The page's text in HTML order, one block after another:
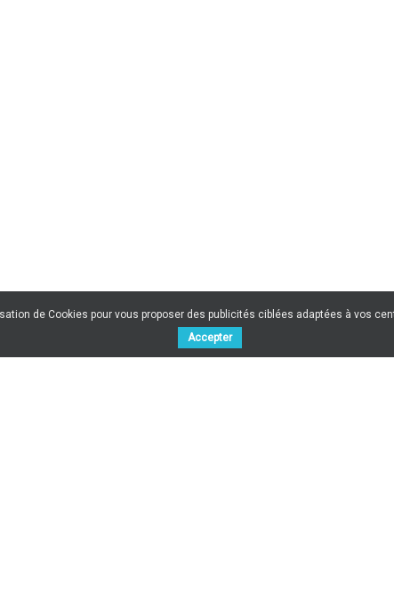
de Cookies pour vous proposer des publicités ciblées adaptées à vos
Accepter